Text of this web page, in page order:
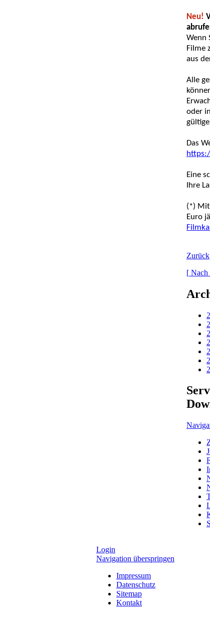
Neu!
Wenn
Filme
aus
Alle
oder
Das
Eine
Ihre
(*) Mit
Euro
Zurück
[ Nach
Login
Navigation überspringen
Impressum
Datenschutz
Sitemap
Kontakt